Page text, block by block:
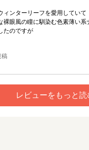
ィンターリーフを愛用していて
裸眼風の瞳に馴染む色素薄い
たのですが
レビューをもっと読